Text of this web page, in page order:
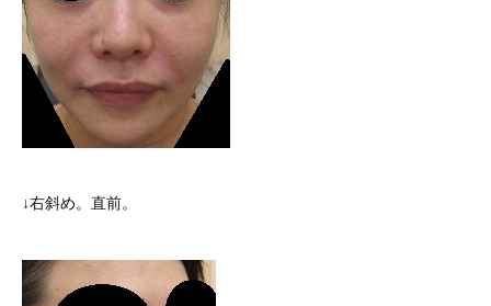
↓右斜め。直前。